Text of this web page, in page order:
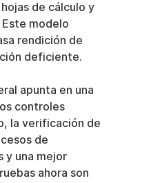
de cálculo y
modelo
rendición de
deficiente.
apunta en una
controles
la verificación de
de
y una mejor
ahora son